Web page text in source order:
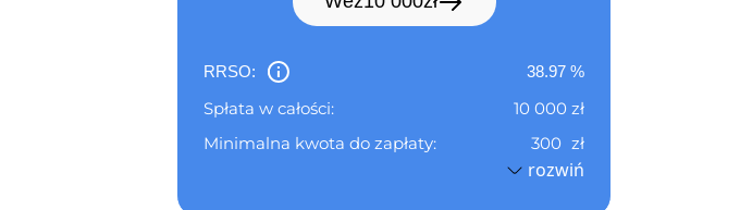
RRSO: 38.97 %
Spłata w całości: 10 000 zł
Minimalna kwota do zapłaty:
300 zł
05.09.2026
rozwiń